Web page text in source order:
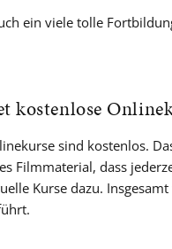
ein viele tolle
kostenlose
sind kostenlos.
Filmmaterial, dass
Kurse dazu.